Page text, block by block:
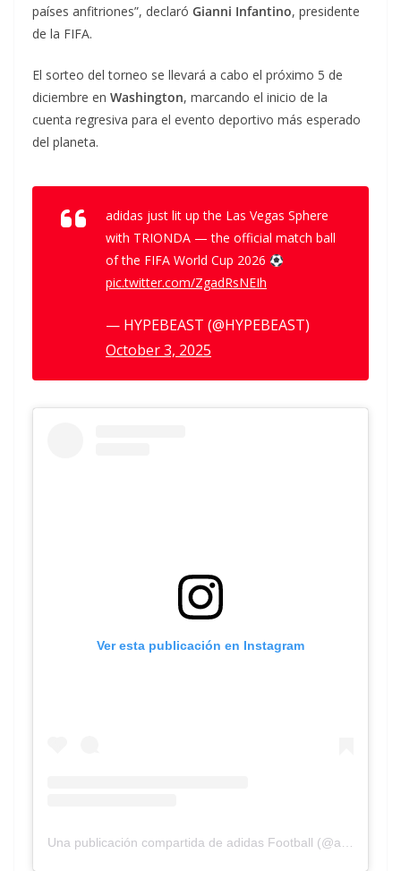
países anfitriones”, declaró Gianni Infantino, presidente
de la FIFA.
El sorteo del torneo se llevará a cabo el próximo 5 de
diciembre en Washington, marcando el inicio de la
cuenta regresiva para el evento deportivo más esperado
del planeta.
adidas just lit up the Las Vegas Sphere
with TRIONDA — the official match ball
of the FIFA World Cup 2026
pic.twitter.com/ZgadRsNEIh
— HYPEBEAST (@HYPEBEAST)
October 3, 2025
Ver esta publicación en Instagram
Una publicación compartida de adidas Football (@adidasfootball)